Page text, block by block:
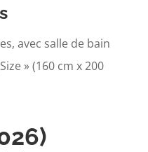
avec salle de bain
» (160 cm x 200